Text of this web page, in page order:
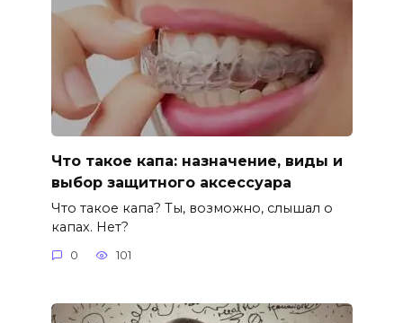
Что такое капа: назначение, виды и
выбор защитного аксессуара
Что такое капа? Ты, возможно, слышал о
капах. Нет?
0 101